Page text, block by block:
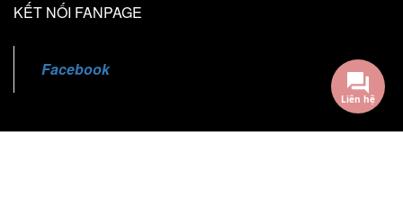
KẾT NỐI FANPAGE
Facebook
Liên hệ